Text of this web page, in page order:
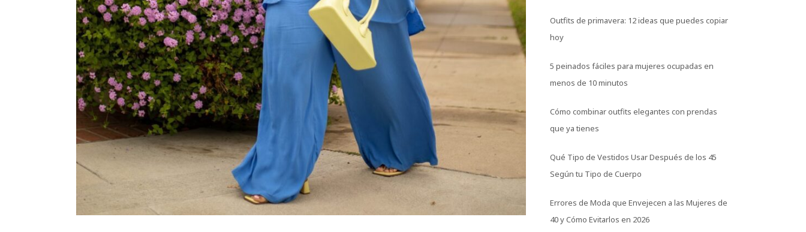
Outfits de primavera: 12 ideas que puedes copiar
hoy
5 peinados fáciles para mujeres ocupadas en
menos de 10 minutos
Cómo combinar outfits elegantes con prendas
que ya tienes
Qué Tipo de Vestidos Usar Después de los 45
Según tu Tipo de Cuerpo
Errores de Moda que Envejecen a las Mujeres de
40 y Cómo Evitarlos en 2026